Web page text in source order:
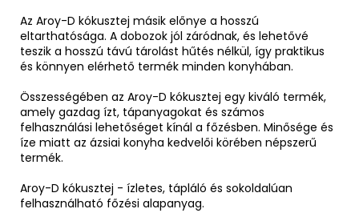
Az Aroy-D kókusztej másik előnye a hosszú
eltarthatósága. A dobozok jól záródnak, és lehetővé
teszik a hosszú távú tárolást hűtés nélkül, így praktikus
és könnyen elérhető termék minden konyhában.
Összességében az Aroy-D kókusztej egy kiváló termék,
amely gazdag ízt, tápanyagokat és számos
felhasználási lehetőséget kínál a főzésben. Minősége és
íze miatt az ázsiai konyha kedvelői körében népszerű
termék.
Aroy-D kókusztej - ízletes, tápláló és sokoldalúan
felhasználható főzési alapanyag.